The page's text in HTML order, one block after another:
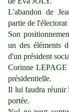
L'abandon de
partie de
Son
un des éléments
d'un président
Corinne LEPAGE
présidentielle.
Il lui faudra réunir
portée.